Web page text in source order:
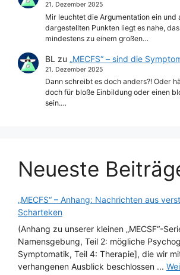
21. Dezember 2025
Mir leuchtet die Argumentation ein und
dargestellten Punkten liegt es nahe,
mindestens zu einem großen…
BL zu „MECFS“ – sind die
21. Dezember 2025
Dann schreibt es doch anders?! Oder
doch für bloße Einbildung oder einen
sein.…
Neueste
„MECFS“ – Anhang: Nachrichten aus
Scharteken
(Anhang zu unserer kleinen „MECSF“-
Namensgebung, Teil 2: mögliche
Symptomatik, Teil 4: Therapie], die wir
verhangenen Ausblick beschlossen ...